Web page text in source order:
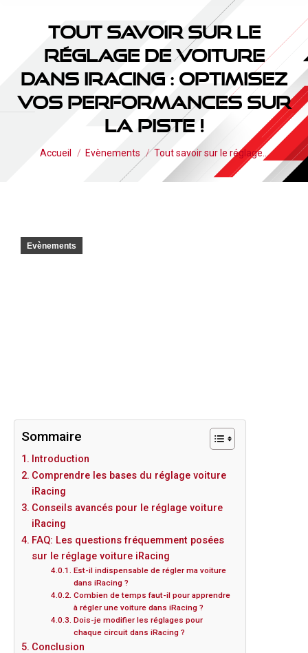
Tout savoir sur le
réglage de voiture
dans iRacing : Optimisez
vos performances sur
la piste !
Vous êtes ici :
Accueil Evènements Tout savoir sur le réglage…
Evènements
Sommaire
Introduction
Comprendre les bases du réglage voiture
iRacing
Conseils avancés pour le réglage voiture
iRacing
FAQ: Les questions fréquemment posées
sur le réglage voiture iRacing
Est-il indispensable de régler ma voiture
dans iRacing ?
Combien de temps faut-il pour apprendre
à régler une voiture dans iRacing ?
Dois-je modifier les réglages pour
chaque circuit dans iRacing ?
Conclusion